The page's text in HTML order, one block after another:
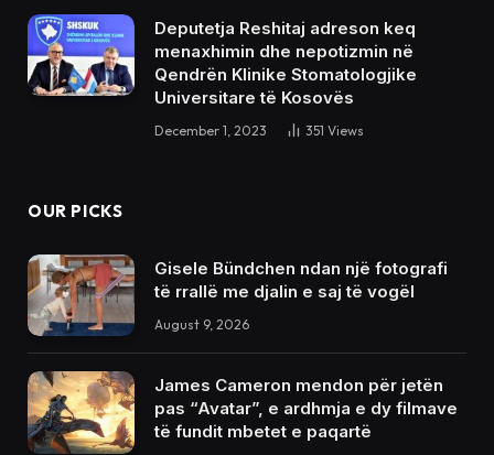
Deputetja Reshitaj adreson keq
menaxhimin dhe nepotizmin në
Qendrën Klinike Stomatologjike
Universitare të Kosovës
December 1, 2023 351 Views
OUR PICKS
Gisele Bündchen ndan një fotografi
të rrallë me djalin e saj të vogël
August 9, 2026
James Cameron mendon për jetën
pas “Avatar”, e ardhmja e dy filmave
të fundit mbetet e paqartë